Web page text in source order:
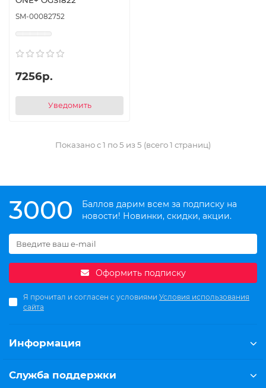
SM-00082752
7256р.
Уведомить
Показано с 1 по 5 из 5 (всего 1 страниц)
3000
Баллов дарим всем за подписку на
новости! Новинки, скидки, акции.
Оформить подписку
Я прочитал и согласен с условиями Условия использования
сайта
Информация
Служба поддержки